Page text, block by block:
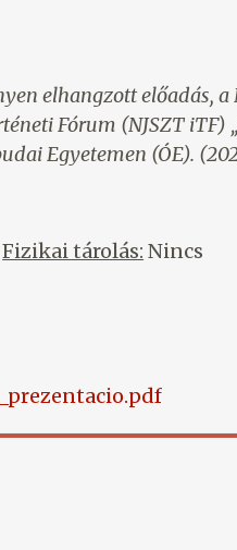
elhangzott előadás, a
Fórum (NJSZT iTF)
Egyetemen (ÓE).
Fizikai tárolás: Nincs